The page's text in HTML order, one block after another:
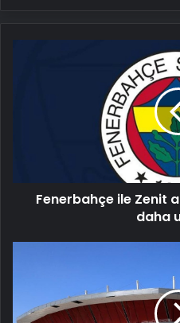
daha
uzatıldıFenerbahçe ile Zenit
daha
Eskişehir'den
alınıyor